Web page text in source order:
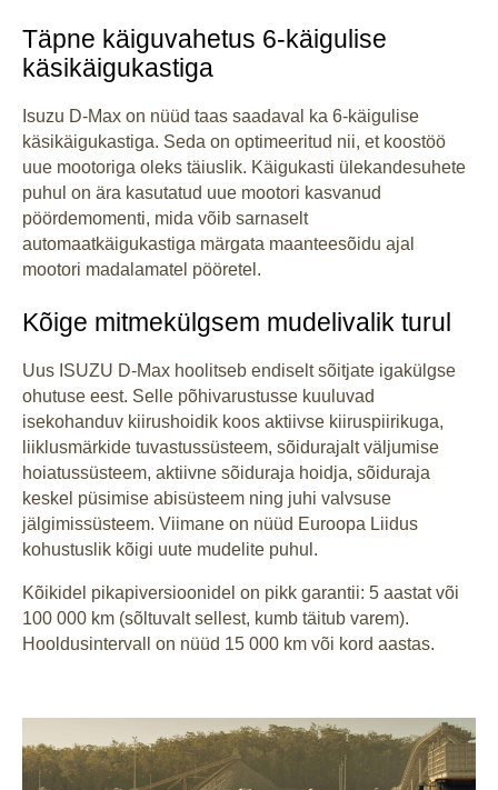
Täpne käiguvahetus 6-käigulise
käsikäigukastiga
Isuzu D-Max on nüüd taas saadaval ka 6-käigulise
käsikäigukastiga. Seda on optimeeritud nii, et koostöö
uue mootoriga oleks täiuslik. Käigukasti ülekandesuhete
puhul on ära kasutatud uue mootori kasvanud
pöördemomenti, mida võib sarnaselt
automaatkäigukastiga märgata maanteesõidu ajal
mootori madalamatel pööretel.
Kõige mitmekülgsem mudelivalik turul
Uus ISUZU D-Max hoolitseb endiselt sõitjate igakülgse
ohutuse eest. Selle põhivarustusse kuuluvad
isekohanduv kiirushoidik koos aktiivse kiiruspiirikuga,
liiklusmärkide tuvastussüsteem, sõidurajalt väljumise
hoiatussüsteem, aktiivne sõiduraja hoidja, sõiduraja
keskel püsimise abisüsteem ning juhi valvsuse
jälgimissüsteem. Viimane on nüüd Euroopa Liidus
kohustuslik kõigi uute mudelite puhul.
Kõikidel pikapiversioonidel on pikk garantii: 5 aastat või
100 000 km (sõltuvalt sellest, kumb täitub varem).
Hooldusintervall on nüüd 15 000 km või kord aastas.